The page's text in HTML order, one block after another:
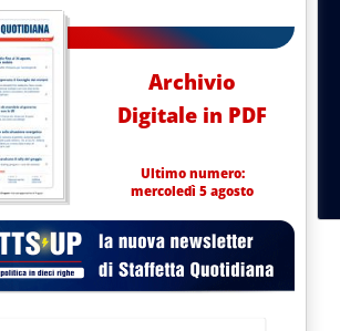
commissione Industria: “Integrazione agricoltura e fotovoltaico”
Archivio
Digitale in PDF
Ultimo numero:
mercoledì 5 agosto